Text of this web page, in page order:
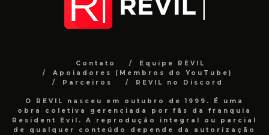
Contato
Equipe REVIL
Apoiadores (Membros do YouTube)
Parceiros
REVIL no Discord
O REVIL nasceu em outubro de 1999. É uma
obra coletiva gerenciada por fãs da franquia
Resident Evil. A reprodução integral ou parcial
de qualquer conteúdo depende da autorização